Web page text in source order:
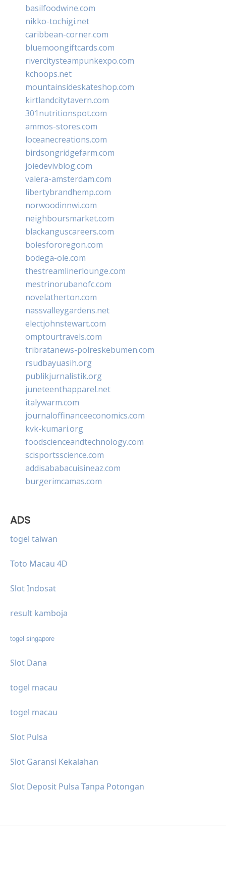
basilfoodwine.com
nikko-tochigi.net
caribbean-corner.com
bluemoongiftcards.com
rivercitysteampunkexpo.com
kchoops.net
mountainsideskateshop.com
kirtlandcitytavern.com
301nutritionspot.com
ammos-stores.com
loceanecreations.com
birdsongridgefarm.com
joiedevivblog.com
valera-amsterdam.com
libertybrandhemp.com
norwoodinnwi.com
neighboursmarket.com
blackanguscareers.com
bolesfororegon.com
bodega-ole.com
thestreamlinerlounge.com
mestrinorubanofc.com
novelatherton.com
nassvalleygardens.net
electjohnstewart.com
omptourtravels.com
tribratanews-polreskebumen.com
rsudbayuasih.org
publikjurnalistik.org
juneteenthapparel.net
italywarm.com
journaloffinanceeconomics.com
kvk-kumari.org
foodscienceandtechnology.com
scisportsscience.com
addisababacuisineaz.com
burgerimcamas.com
ADS
togel taiwan
Toto Macau 4D
Slot Indosat
result kamboja
togel singapore
Slot Dana
togel macau
togel macau
Slot Pulsa
Slot Garansi Kekalahan
Slot Deposit Pulsa Tanpa Potongan